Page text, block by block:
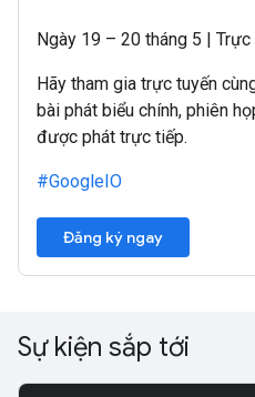
Ngày 19 – 20 tháng 5 | Trực
Hãy tham gia trực tuyến
bài phát biểu chính, phiên
được phát trực tiếp.
#GoogleIO
Đăng ký ngay
Sự kiện sắp tới